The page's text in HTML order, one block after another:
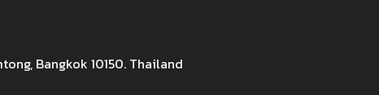
Bangkok 10150. Thailand